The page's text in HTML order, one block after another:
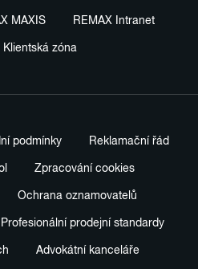
MAXIS REMAX Intranet
Klientská zóna
podmínky Reklamační řád
Zpracování cookies
Ochrana oznamovatelů
Profesionální prodejní standardy
Advokátní kanceláře